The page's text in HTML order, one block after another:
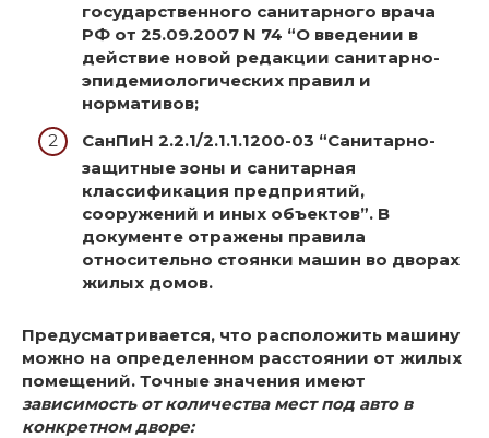
государственного санитарного врача
РФ от 25.09.2007 N 74 “О введении в
действие новой редакции санитарно-
эпидемиологических правил и
нормативов;
СанПиН 2.2.1/2.1.1.1200-03 “Санитарно-
защитные зоны и санитарная
классификация предприятий,
сооружений и иных объектов”. В
документе отражены правила
относительно стоянки машин во дворах
жилых домов.
Предусматривается, что расположить машину
можно на определенном расстоянии от жилых
помещений. Точные значения имеют
зависимость от количества мест под авто в
конкретном дворе: